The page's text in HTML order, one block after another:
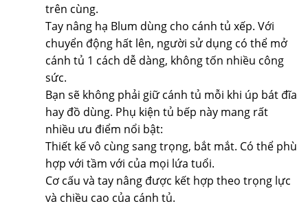
trên cùng.
Tay nâng hạ Blum dùng cho cánh tủ xếp. Với
chuyển động hất lên, người sử dụng có thể mở
cánh tủ 1 cách dễ dàng, không tốn nhiều công
sức.
Bạn sẽ không phải giữ cánh tủ mỗi khi úp bát đĩa
hay đồ dùng. Phụ kiện tủ bếp này mang rất
nhiều ưu điểm nổi bật:
Thiết kế vô cùng sang trọng, bắt mắt. Có thể phù
hợp với tầm với của mọi lứa tuổi.
Cơ cấu và tay nâng được kết hợp theo trọng lực
và chiều cao của cánh tủ.